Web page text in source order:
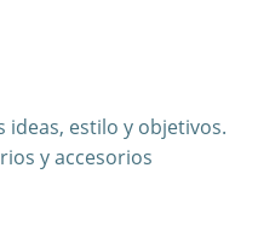
estilo y objetivos.
y accesorios